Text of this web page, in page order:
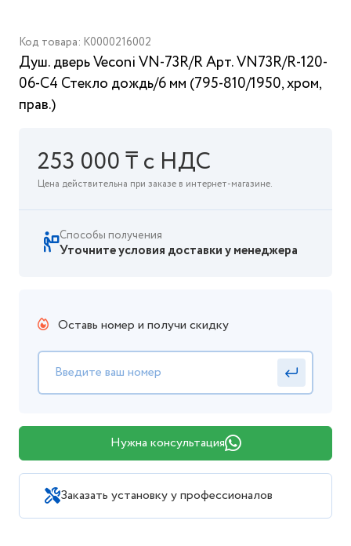
Код товара: K0000216002
Душ. дверь Veconi VN-73R/R Арт. VN73R/R-120-
06-C4 Стекло дождь/6 мм (795-810/1950, хром,
прав.)
253 000 ₸ с НДС
Цена действительна при заказе в интернет-магазине.
Способы получения
Уточните условия доставки у менеджера
Оставь номер и получи скидку
Нужна консультация
Заказать установку у профессионалов